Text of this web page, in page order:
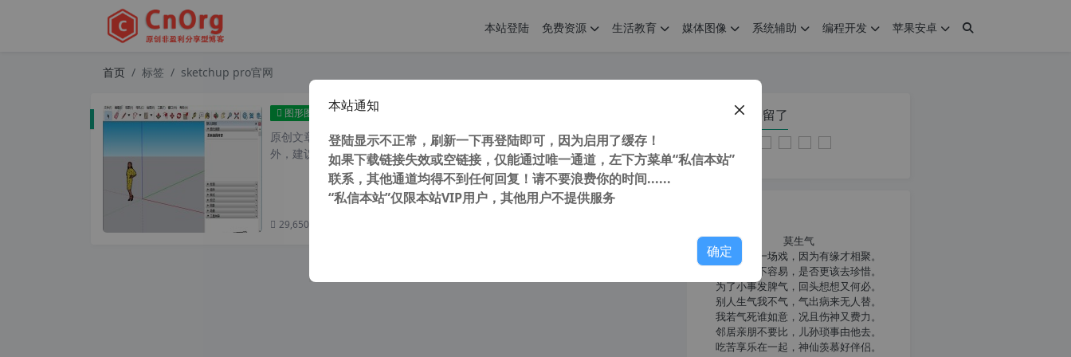
本站登陆 免费资源 生活教育 媒体图像 系统辅助 编程开发 苹果安卓
首页 标签 sketchup pro官网
图形图像 草图大师 SketchUp Pro 2021 v21.1.332.0 中文版(附激活补丁+安装教程)
原创文章，转载请注明： 转载自cnorg.12hp.de 注意：由于网站空间位于国
外，建议避开晚上的访问高峰期...
29,650 次浏览
您在本页停留了
莫生气
人生就像一场戏，因为有缘才相聚。
相扶到老不容易，是否更该去珍惜。
为了小事发脾气，回头想想又何必。
别人生气我不气，气出病来无人替。
我若气死谁如意，况且伤神又费力。
邻居亲朋不要比，儿孙琐事由他去。
吃苦享乐在一起，神仙羡慕好伴侣。
本站通知
登陆显示不正常，刷新一下再登陆即可，因为启用了缓存！
如果下载链接失效或空链接，仅能通过唯一通道，左下方菜单“私信本站”
联系，其他通道均得不到任何回复！请不要浪费你的时间......
“私信本站”仅限本站VIP用户，其他用户不提供服务
确定